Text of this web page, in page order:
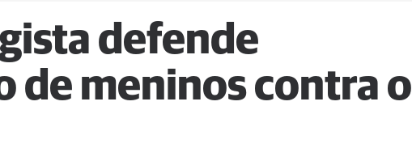
defende
de meninos contra o